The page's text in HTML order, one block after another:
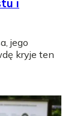
i
jego
kryje ten